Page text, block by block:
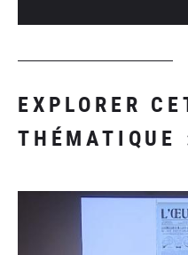
EXPLORER